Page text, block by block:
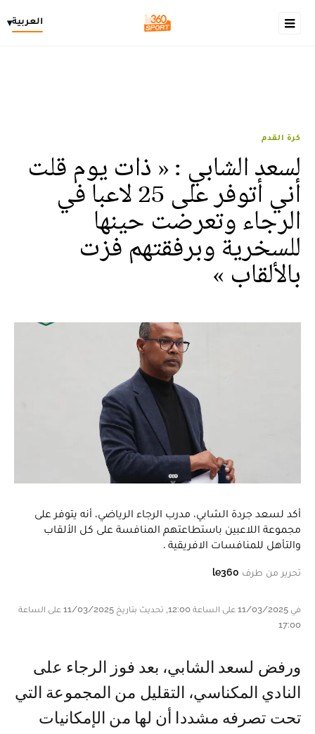
العربية▾
كرة القدم
لسعد الشابي : « ذات يوم قلت
أني أتوفر على 25 لاعبا في
الرجاء وتعرضت حينها
للسخرية وبرفقتهم فزت
بالألقاب »
أكد لسعد جردة الشابي، مدرب الرجاء الرياضي، أنه يتوفر على
مجموعة اللاعبين باستطاعتهم المنافسة على كل الألقاب
والتأهل للمنافسات الافريقية .
تحرير من طرف le360
في 11/03/2025 على الساعة 12:00, تحديث بتاريخ 11/03/2025 على الساعة
17:00
ورفض لسعد الشابي، بعد فوز الرجاء على
النادي المكناسي، التقليل من المجموعة التي
تحت تصرفه مشددا أن لها من الإمكانيات